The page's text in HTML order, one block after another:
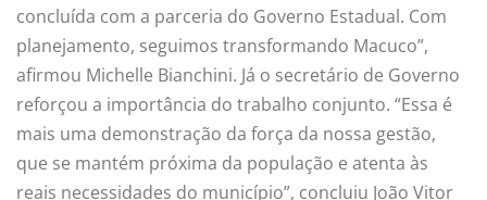
concluída com a parceria do Governo Estadual. Com
planejamento, seguimos transformando Macuco”,
afirmou Michelle Bianchini. Já o secretário de Governo
reforçou a importância do trabalho conjunto. “Essa é
mais uma demonstração da força da nossa gestão,
que se mantém próxima da população e atenta às
reais necessidades do município”, concluiu João Vitor